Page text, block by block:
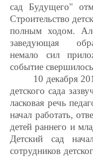
сад Будущего"
Строительство
полным ходом.
заведующая
немало сил
событие
10 декабря
детского сада
ласковая речь
начал работать,
детей раннего и
Детский сад
сотрудников